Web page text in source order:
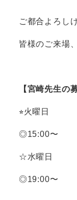
ご都合よろし
皆様のご来場
【宮崎先生の
⭐︎火曜日
◎15:00〜
☆水曜日
◎19:00〜